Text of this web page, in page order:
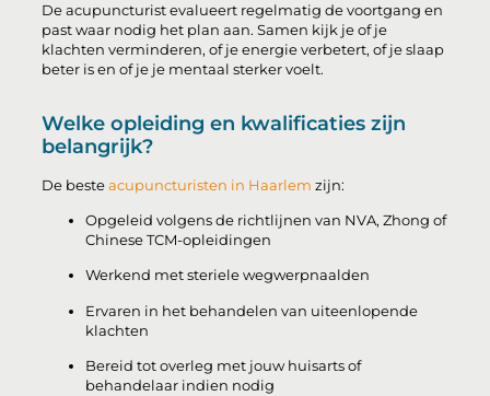
De acupuncturist evalueert regelmatig de voortgang en
past waar nodig het plan aan. Samen kijk je of je
klachten verminderen, of je energie verbetert, of je slaap
beter is en of je je mentaal sterker voelt.
Welke opleiding en kwalificaties zijn
belangrijk?
De besteacupuncturisten in Haarlem zijn:
Opgeleid volgens de richtlijnen van NVA, Zhong of
Chinese TCM-opleidingen
Werkend met steriele wegwerpnaalden
Ervaren in het behandelen van uiteenlopende
klachten
Bereid tot overleg met jouw huisarts of
behandelaar indien nodig